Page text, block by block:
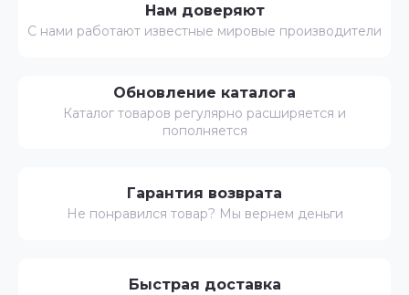
Нам доверяют
С нами работают известные мировые производители
Обновление каталога
Каталог товаров регулярно расширяется и
пополняется
Гарантия возврата
Не понравился товар? Мы вернем деньги
Быстрая доставка